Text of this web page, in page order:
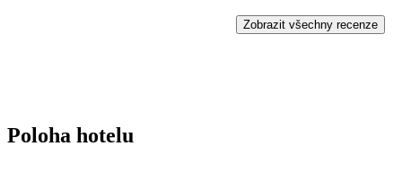
rozmanitá, velký výběr ovoce a pokaždé na grilu čerstvý steak z tuňáka,
Mexika.
Zobrazit všechny recenze
Poloha hotelu